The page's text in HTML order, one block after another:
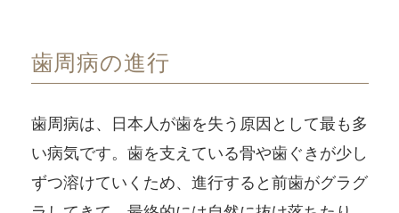
歯周病の進行
歯周病は、日本人が歯を失う原因として最も多
い病気です。歯を支えている骨や歯ぐきが少し
ずつ溶けていくため、進行すると前歯がグラグ